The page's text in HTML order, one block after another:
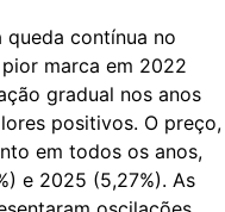
queda contínua no
marca em 2022
gradual nos anos
positivos. O preço,
em todos os anos,
e 2025 (5,27%). As